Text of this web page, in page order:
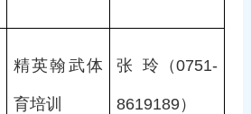
精英翰武体
育培训
张  玲（0751-
8619189）